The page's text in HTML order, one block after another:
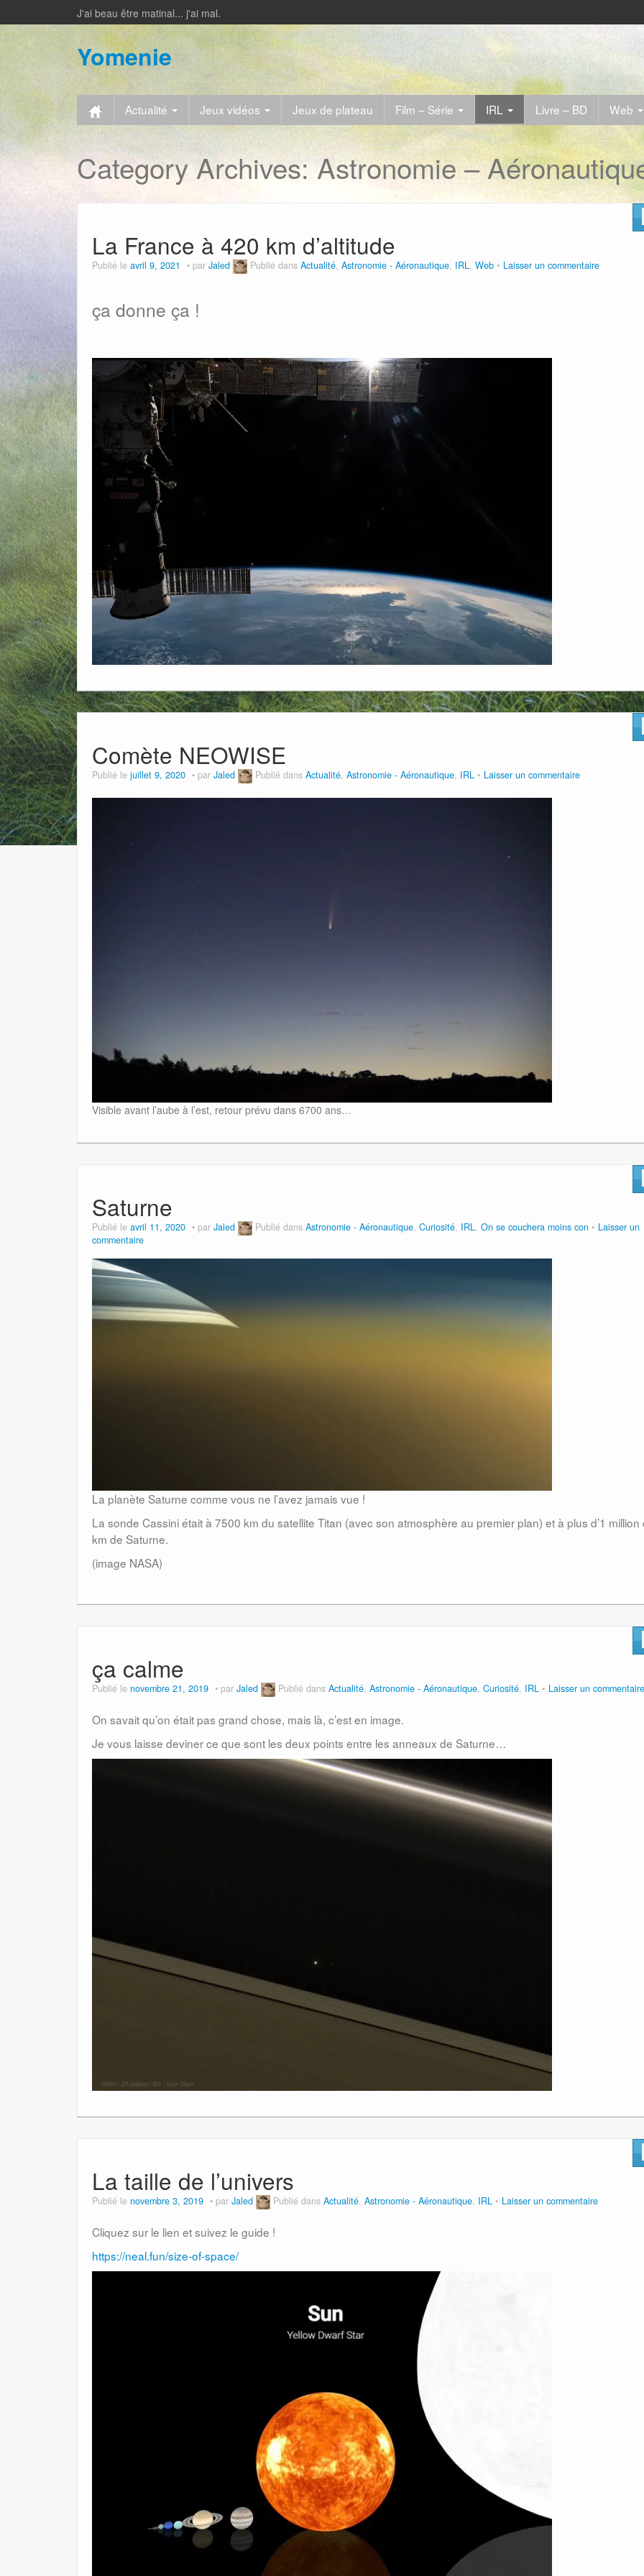
J'ai beau être matinal... j'ai mal.
Yomenie
Actualité Jeux vidéos Jeux de plateau Film – Série IRL Livre – BD Web
Category Archives:Astronomie –
La France à 420 km d’altitude
Publié le avril 9, 2021 par Jaled Publié dans Actualité, Astronomie - Aéronautique, IRL, Web Laisser un commentaire
ça donne ça !
Comète NEOWISE
Publié le juillet 9, 2020 par Jaled Publié dans Actualité, Astronomie - Aéronautique, IRL Laisser un commentaire
Visible avant l’aube à l’est, retour prévu dans 6700 ans…
Saturne
Publié le avril 11, 2020 par Jaled Publié dans Astronomie - Aéronautique, Curiosité, IRL, On se couchera moins con
Laisser un
commentaire
La planète Saturne comme vous ne l’avez jamais vue !
La sonde Cassini était à 7500 km du satellite Titan (avec son atmosphère au premier plan) et à plus d’1 million
km de Saturne.
(image NASA)
ça calme
Publié le novembre 21, 2019 par Jaled Publié dans Actualité, Astronomie - Aéronautique, Curiosité, IRL Laisser un commentaire
On savait qu’on était pas grand chose, mais là, c’est en image.
Je vous laisse deviner ce que sont les deux points entre les anneaux de Saturne…
La taille de l’univers
Publié le novembre 3, 2019 par Jaled Publié dans Actualité, Astronomie - Aéronautique, IRL Laisser un commentaire
Cliquez sur le lien et suivez le guide !
https://neal.fun/size-of-space/